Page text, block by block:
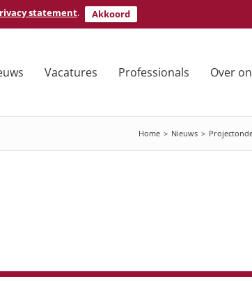
statement.
Akkoord
Vacatures Professionals Over
Home > Nieuws >